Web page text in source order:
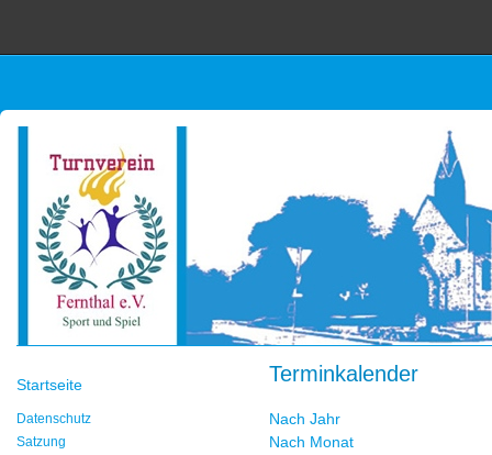
Startseite
Datenschutz
Satzung
Terminkalender
Nach Jahr
Nach Monat